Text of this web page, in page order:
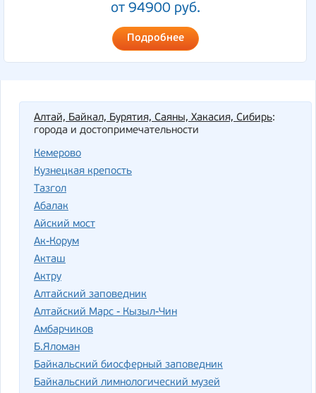
от 94900 руб.
Подробнее
Алтай, Байкал, Бурятия, Саяны, Хакасия, Сибирь:
города и достопримечательности
Кемерово
Кузнецкая крепость
Тазгол
Абалак
Айский мост
Ак-Корум
Акташ
Актру
Алтайский заповедник
Алтайский Марс - Кызыл-Чин
Амбарчиков
Б.Яломан
Байкальский биосферный заповедник
Байкальский лимнологический музей